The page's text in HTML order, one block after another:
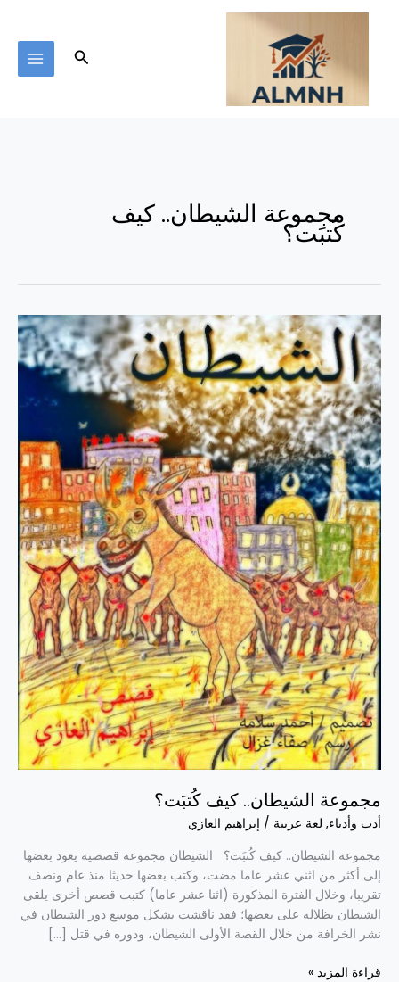
تخطي
البحث
مجموعة الشيطان.. كيف
كُتبَت؟
مجموعة الشيطان.. كيف كُتبَت؟
أدب وأدباء, لغة عربية / إبراهيم الغازي
مجموعة الشيطان.. كيف كُتبَت؟ الشيطان مجموعة قصصية يعود بعضها
إلى أكثر من اثني عشر عاما مضت، وكتب بعضها حديثا منذ عام ونصف
تقريبا، وخلال الفترة المذكورة (اثنا عشر عاما) كتبت قصص أخرى يلقى
الشيطان بظلاله على بعضها؛ فقد ناقشت بشكل موسع دور الشيطان في
نشر الخرافة من خلال القصة الأولى الشيطان، ودوره في قتل […]
مجموعة
الشيطان..
كيف
كُتبَت؟
قراءة المزيد »